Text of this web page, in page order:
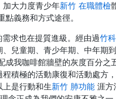
加大力度青少年新竹 在職體檢
義務和方式途徑。
需求也在提質進級。經由過竹
兒童期、青少年期、中年期
成我咖啡館牆壁的灰度百分之
積極的活動康復和活動處方
是行動和生新竹 肺功能 涯方